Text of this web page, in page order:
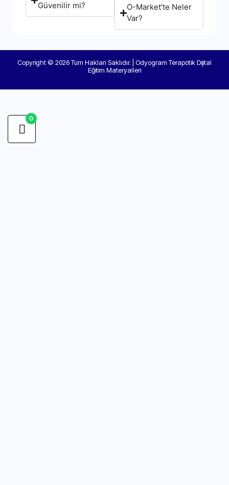
Güvenilir mi?
O-Market'te Neler
Var?
Copyright © 2026 Tüm Hakları Saklıdır. | Odyogram Terapötik Dijital
Eğitim Materyalleri
0